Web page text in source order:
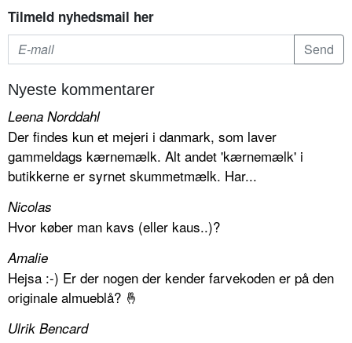
Tilmeld nyhedsmail her
Nyeste kommentarer
Leena Norddahl
Der findes kun et mejeri i danmark, som laver
gammeldags kærnemælk. Alt andet 'kærnemælk' i
butikkerne er syrnet skummetmælk. Har...
Nicolas
Hvor køber man kavs (eller kaus..)?
Amalie
Hejsa :-) Er der nogen der kender farvekoden er på den
originale almueblå? 🤞
Ulrik Bencard